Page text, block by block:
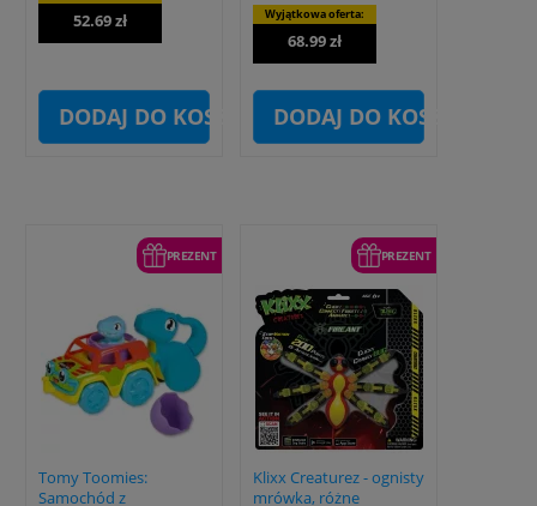
52.69 zł
DODAJ DO KOSZYKA
Wyjątkowa oferta:
68.99 zł
DODAJ DO KOSZYKA
PREZENT
Tomy Toomies:
Samochód z
PREZENT
Klixx Creaturez - ognisty
mrówka, różne